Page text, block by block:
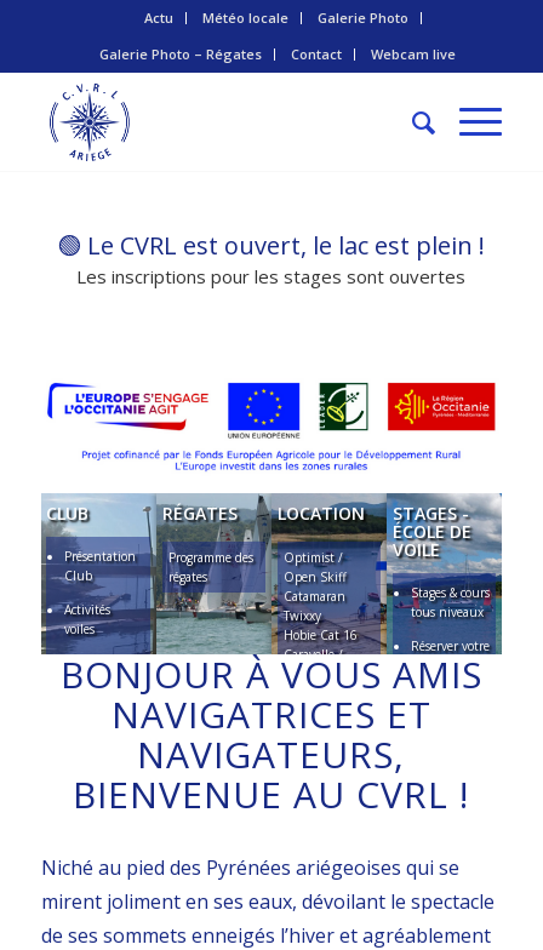
Actu Météo locale
Galerie Photo
Galerie Photo – Régates
Contact Webcam live
🟢 Le CVRL est ouvert, le lac est plein !
Les inscriptions pour les stages sont ouvertes
CLUB
Présentation
Club
Activités
voiles
Activités
pêche
House
RÉGATES
Programme des
régates
LOCATION
Optimist /
Open Skiff
Catamaran
Twixxy
Hobie Cat 16
Caravelle /
Trident / Ludic
RS Feva
Canoë-kayak
Pédalo
Paddle
Barque à rames
/ électrique
STAGES -
ÉCOLE DE
VOILE
Stages & cours
tous niveaux
Réserver votre
stage de voile
BONJOUR À VOUS AMIS
NAVIGATRICES ET
NAVIGATEURS,
BIENVENUE AU CVRL !
Niché au pied des Pyrénées ariégeoises qui se
mirent joliment en ses eaux, dévoilant le spectacle
de ses sommets enneigés l’hiver et agréablement